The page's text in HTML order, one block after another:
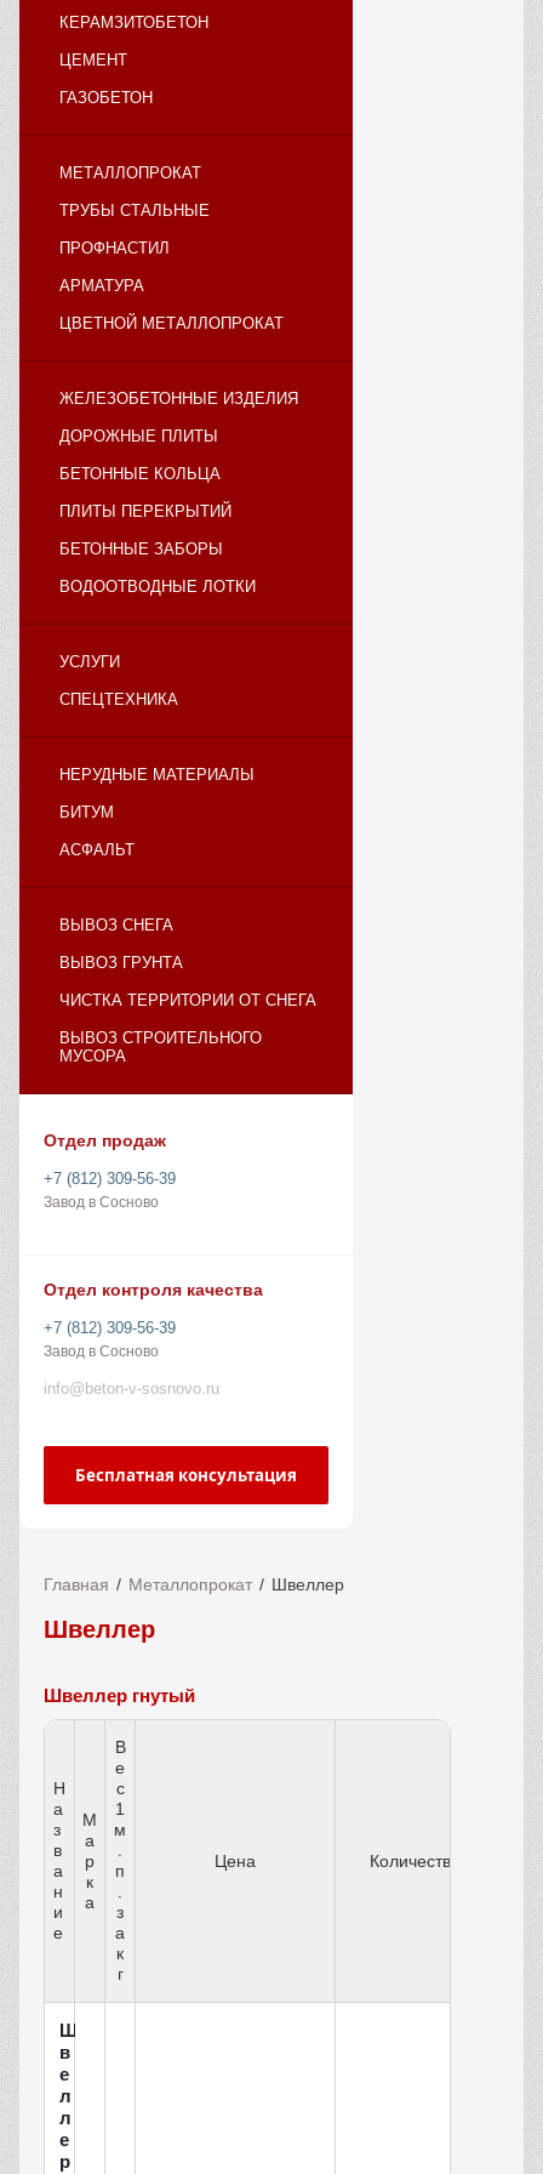
КЕРАМЗИТОБЕТОН
ЦЕМЕНТ
ГАЗОБЕТОН
МЕТАЛЛОПРОКАТ
ТРУБЫ СТАЛЬНЫЕ
ПРОФНАСТИЛ
АРМАТУРА
ЦВЕТНОЙ МЕТАЛЛОПРОКАТ
ЖЕЛЕЗОБЕТОННЫЕ ИЗДЕЛИЯ
ДОРОЖНЫЕ ПЛИТЫ
БЕТОННЫЕ КОЛЬЦА
ПЛИТЫ ПЕРЕКРЫТИЙ
БЕТОННЫЕ ЗАБОРЫ
ВОДООТВОДНЫЕ ЛОТКИ
УСЛУГИ
СПЕЦТЕХНИКА
НЕРУДНЫЕ МАТЕРИАЛЫ
БИТУМ
АСФАЛЬТ
ВЫВОЗ СНЕГА
ВЫВОЗ ГРУНТА
ЧИСТКА ТЕРРИТОРИИ ОТ СНЕГА
ВЫВОЗ СТРОИТЕЛЬНОГО
МУСОРА
Отдел продаж
+7 (812) 309-56-39
Завод в Сосново
Отдел контроля качества
+7 (812) 309-56-39
Завод в Сосново
info@beton-v-sosnovo.ru
Бесплатная консультация
Главная Металлопрокат Швеллер
Швеллер
Швеллер гнутый
Н
а
з
в
а
н
и
е
М
а
р
к
а
В
е
с
1
м
.
п
.
з
а
к
г
Цена Количество
Ш
в
е
л
л
е
р